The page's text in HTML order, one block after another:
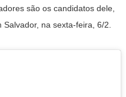
são os candidatos dele,
na sexta-feira, 6/2.